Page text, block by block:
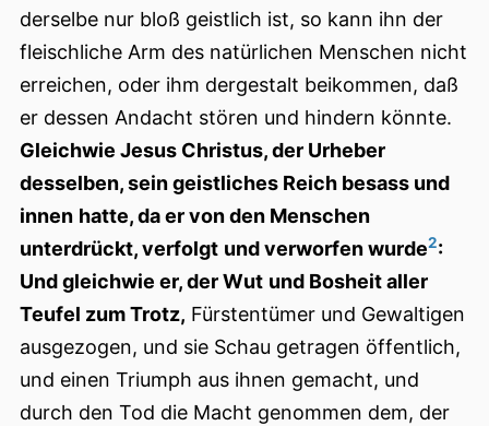
derselbe nur bloß geistlich ist, so kann ihn der
fleischliche Arm des natürlichen Menschen nicht
erreichen, oder ihm dergestalt beikommen, daß
er dessen Andacht stören und hindern könnte.
Gleichwie Jesus Christus, der Urheber
desselben, sein geistliches Reich besass und
innen hatte, da er von den Menschen
unterdrückt, verfolgt und verworfen wurde2:
Und gleichwie er, der Wut und Bosheit aller
Teufel zum Trotz, Fürstentümer und Gewaltigen
ausgezogen, und sie Schau getragen öffentlich,
und einen Triumph aus ihnen gemacht, und
durch den Tod die Macht genommen dem, der